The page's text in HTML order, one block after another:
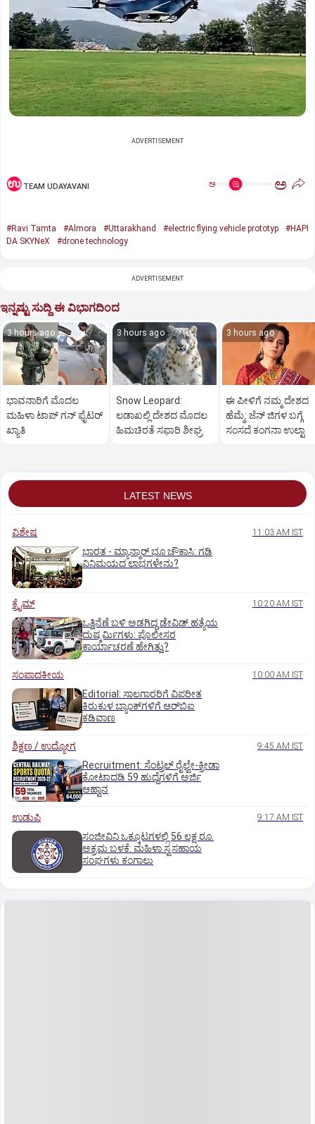
ADVERTISEMENT
TEAM UDAYAVANI ಅ ಅ
#Ravi Tamta #Almora #Uttarakhand #electric flying vehicle prototyp
#HAPI
DA SKYNeX
#drone technology
ADVERTISEMENT
ಇನ್ನಷ್ಟು ಸುದ್ದಿ ಈ ವಿಭಾಗದಿಂದ
3 hours ago
ಭಾವನಾರಿಗೆ ಮೊದಲ
ಮಹಿಳಾ ಟಾಪ್‌ ಗನ್‌ ಫೈಟರ್‌
ಖ್ಯಾತಿ
3 hours ago
Snow Leopard:
ಲಡಾಖಲ್ಲಿ ದೇಶದ ಮೊದಲ
ಹಿಮಚಿರತೆ ಸಫಾರಿ ಶೀಘ್ರ
3 hours ago
ಈ ಪೀಳಿಗೆ ನಮ್ಮ ದೇಶದ
ಹೆಮ್ಮೆ: ಜೆನ್‌ ಜಿಗಳ ಬಗ್ಗೆ
ಸಂಸದೆ ಕಂಗನಾ ಉಲ್ಟಾ
LATEST NEWS
ವಿಶೇಷ 11:03 AM IST
ಭಾರತ -‌ ಮ್ಯಾನ್ಮಾರ್ ಭೂ ಚೌಕಾಸಿ: ಗಡಿ
ವಿನಿಮಯದ ಲಾಭಗಳೇನು?
ಕ್ರೈಮ್ 10:20 AM IST
ಒತ್ತಿನೆಣೆ ಬಳಿ ಅಡಗಿದ್ದ ಡೇವಿಡ್‌ ಹತ್ಯೆಯ
ದುಷ್ಕರ್ಮಿಗಳು: ಪೊಲೀಸರ
ಕಾರ್ಯಾಚರಣೆ ಹೇಗಿತ್ತು?
ಸಂಪಾದಕೀಯ 10:00 AM IST
Editorial: ಸಾಲಗಾರರಿಗೆ ವಿಪರೀತ
ಕಿರುಕುಳ ಬ್ಯಾಂಕ್‌ಗಳಿಗೆ ಆರ್‌ಬಿಐ
ಕಡಿವಾಣ
ಶಿಕ್ಷಣ / ಉದ್ಯೋಗ 9:45 AM IST
Recruitment: ಸೆಂಟ್ರಲ್‌ ರೈಲ್ವೇ-ಕ್ರೀಡಾ
ಕೋಟಾದಡಿ 59 ಹುದ್ದೆಗಳಿಗೆ ಅರ್ಜಿ
ಆಹ್ವಾನ
ಉಡುಪಿ 9:17 AM IST
ಸಂಜೀವಿನಿ ಒಕ್ಕೂಟಗಳಲ್ಲಿ 56 ಲಕ್ಷ ರೂ.
ಅಕ್ರಮ ಬಳಕೆ: ಮಹಿಳಾ ಸ್ವಸಹಾಯ
ಸಂಘಗಳು ಕಂಗಾಲು